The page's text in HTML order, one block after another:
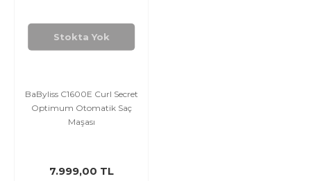
Stokta Yok
BaByliss C1600E Curl Secret
Optimum Otomatik Saç
Maşası
7.999,00 TL